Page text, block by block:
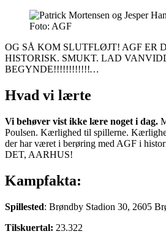
Foto: AGF
OG SÅ KOM SLUTFLØJT! AGF ER
HISTORISK. SMUKT. LAD
BEGYNDE!!!!!!!!!!!!…
Hvad vi lærte
Vi behøver vist ikke lære noget i dag.
Poulsen. Kærlighed til spillerne.
der har været i berøring med AGF i
DET, AARHUS!
Kampfakta:
Spillested: Brøndby Stadion 30, 2605
Tilskuertal: 23.322